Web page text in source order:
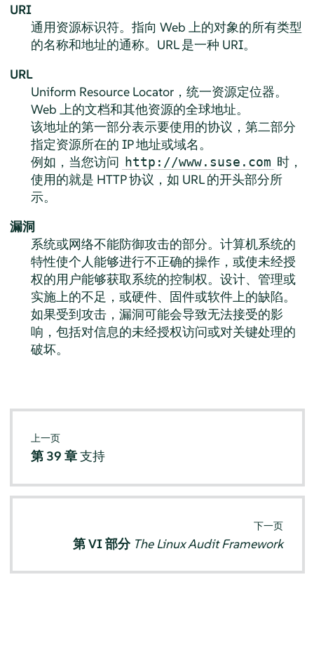
URI
通用资源标识符。指向 Web 上的对象的所有类型
的名称和地址的通称。URL 是一种 URI。
URL
Uniform Resource Locator，统一资源定位器。
Web 上的文档和其他资源的全球地址。
该地址的第一部分表示要使用的协议，第二部分
指定资源所在的 IP 地址或域名。
例如，当您访问 http://www.suse.com 时，
使用的就是 HTTP 协议，如 URL 的开头部分所
示。
漏洞
系统或网络不能防御攻击的部分。计算机系统的
特性使个人能够进行不正确的操作，或使未经授
权的用户能够获取系统的控制权。设计、管理或
实施上的不足，或硬件、固件或软件上的缺陷。
如果受到攻击，漏洞可能会导致无法接受的影
响，包括对信息的未经授权访问或对关键处理的
破坏。
上一页
第 39 章支持
下一页
第 VI 部分 The Linux Audit Framework